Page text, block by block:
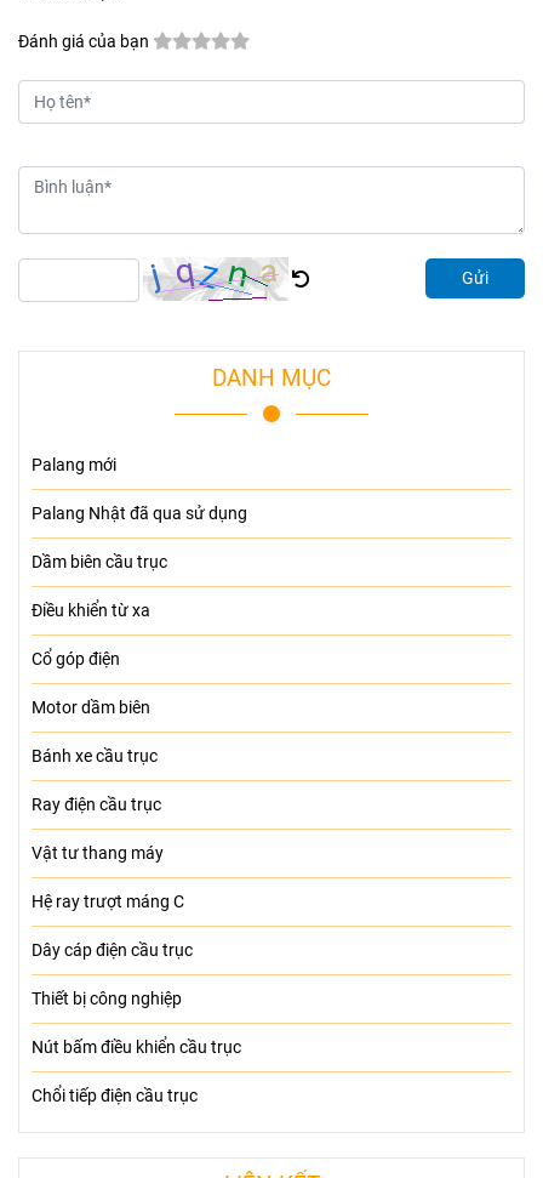
Đánh giá của bạn
Gửi
DANH MỤC
Palang mới
Palang Nhật đã qua sử dụng
Dầm biên cầu trục
Điều khiển từ xa
Cổ góp điện
Motor dầm biên
Bánh xe cầu trục
Ray điện cầu trục
Vật tư thang máy
Hệ ray trượt máng C
Dây cáp điện cầu trục
Thiết bị công nghiệp
Nút bấm điều khiển cầu trục
Chổi tiếp điện cầu trục